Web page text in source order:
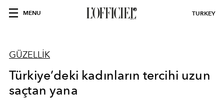
MENU TURKEY
GÜZELLİK
Türkiye’deki kadınların tercihi uzun
saçtan yana